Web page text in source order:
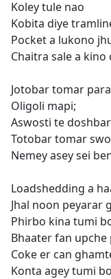
Koley tule nao
Kobita diye
Pocket a lukono
Chaitra sale a
Jotobar tomar
Oligoli mapi;
Aswosti te
Totobar tomar
Nemey asey sei
Loadshedding a
Jhal noon peyarar
Phirbo kina tumi
Bhaater fan
Coke er can
Konta agey tumi